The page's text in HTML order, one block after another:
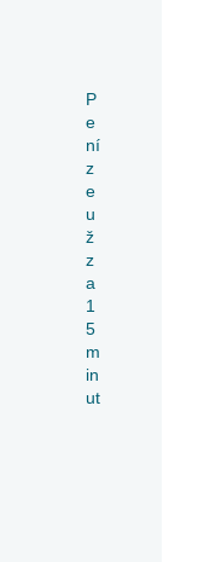
P
e
ní
z
e
u
ž
z
a
1
5
m
in
ut